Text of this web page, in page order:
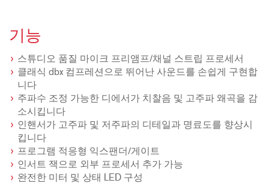
기능
스튜디오 품질 마이크 프리앰프/채널 스트립 프로세서
클래식 dbx 컴프레션으로 뛰어난 사운드를 손쉽게 구현합
니다
주파수 조정 가능한 디에서가 치찰음 및 고주파 왜곡을 감
소시킵니다
인핸서가 고주파 및 저주파의 디테일과 명료도를 향상시
킵니다
프로그램 적응형 익스팬더/게이트
인서트 잭으로 외부 프로세서 추가 가능
완전한 미터 및 상태 LED 구성